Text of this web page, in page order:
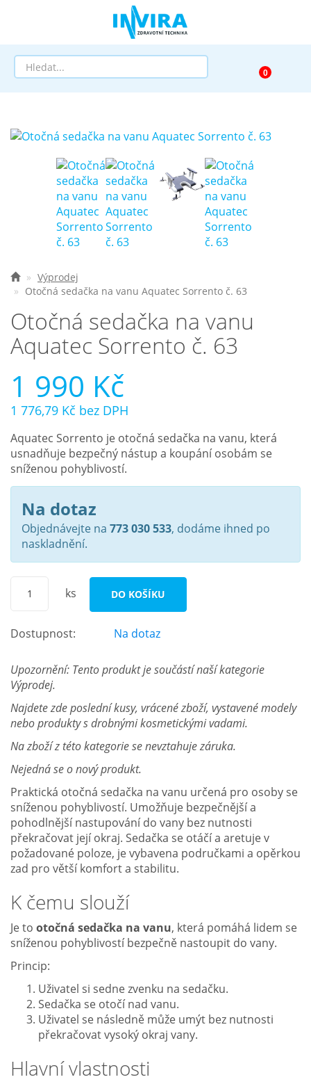
Půjčovna
Pomůcky dle zaměření
Pomůcky dle diagnózy
Výprodej
AKCE a SLEVY
Doprava a služby
Nejčastější otázky
O nás
Kontakt
Výprodej
Otočná sedačka na vanu Aquatec Sorrento č. 63
Otočná sedačka na vanu
Aquatec Sorrento č. 63
1 990 Kč
1 776,79 Kč bez DPH
Aquatec Sorrento je otočná sedačka na vanu, která
usnadňuje bezpečný nástup a koupání osobám se
sníženou pohyblivostí.
Na dotaz
Objednávejte na 773 030 533, dodáme ihned po
naskladnění.
ks DO KOŠÍKU
Dostupnost: Na dotaz
Upozornění: Tento produkt je součástí naší kategorie
Výprodej.
Najdete zde poslední kusy, vrácené zboží, vystavené modely
nebo produkty s drobnými kosmetickými vadami.
Na zboží z této kategorie se nevztahuje záruka.
Nejedná se o nový produkt.
Praktická otočná sedačka na vanu určená pro osoby se
sníženou pohyblivostí. Umožňuje bezpečnější a
pohodlnější nastupování do vany bez nutnosti
překračovat její okraj. Sedačka se otáčí a aretuje v
požadované poloze, je vybavena područkami a opěrkou
zad pro větší komfort a stabilitu.
K čemu slouží
Je to otočná sedačka na vanu, která pomáhá lidem se
sníženou pohyblivostí bezpečně nastoupit do vany.
Princip:
Uživatel si sedne zvenku na sedačku.
Sedačka se otočí nad vanu.
Uživatel se následně může umýt bez nutnosti
překračovat vysoký okraj vany.
Hlavní vlastnosti